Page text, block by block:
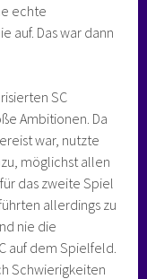
echte
auf. Das war dann
SC
Ambitionen. Da
war, nutzte
möglichst allen
das zweite Spiel
allerdings zu
nie die
auf dem Spielfeld.
Schwierigkeiten